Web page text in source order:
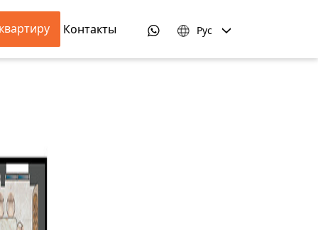
Контакты Рус